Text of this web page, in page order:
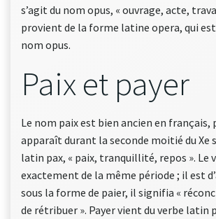
s’agit du nom opus, « ouvrage, acte,
provient de la forme latine opera, qui
nom opus.
Paix et payer
Le nom paix est bien ancien en français,
apparaît durant la seconde moitié du Xe
latin pax, « paix, tranquillité, repos ». Le
exactement de la même période ; il est
sous la forme de paier, il signifia «
de rétribuer ». Payer vient du verbe latin